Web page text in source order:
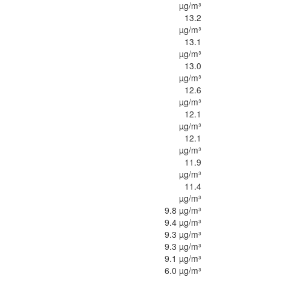
µg/m³
13.2
µg/m³
13.1
µg/m³
13.0
µg/m³
12.6
µg/m³
12.1
µg/m³
12.1
µg/m³
11.9
µg/m³
11.4
µg/m³
9.8 µg/m³
9.4 µg/m³
9.3 µg/m³
9.3 µg/m³
9.1 µg/m³
6.0 µg/m³